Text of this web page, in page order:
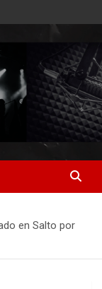
en Salto por